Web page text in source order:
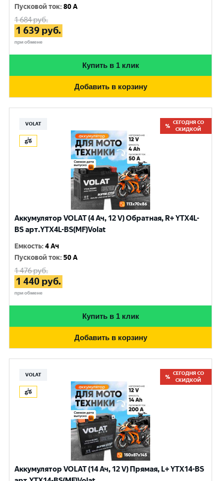
Пусковой ток:80 A
1 684руб.
1 639 руб.
при обмене
Купить в 1 клик
Добавить в корзину
VOLAT
СЕГОДНЯ СО
СКИДКОЙ
Аккумулятор VOLAT (4 Ач, 12 V) Обратная, R+ YTX4L-
BS арт.YTX4L-BS(MF)Volat
Емкость:4 Ач
Пусковой ток:50 A
1 476руб.
1 440 руб.
при обмене
Купить в 1 клик
Добавить в корзину
VOLAT
СЕГОДНЯ СО
СКИДКОЙ
Аккумулятор VOLAT (14 Ач, 12 V) Прямая, L+ YTX14-BS